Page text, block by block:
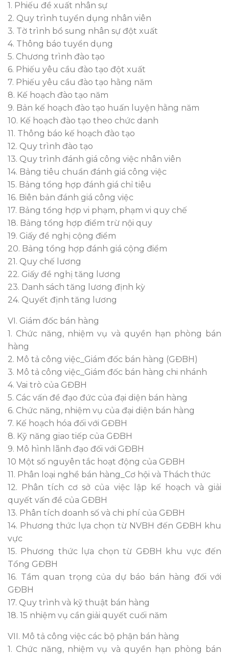
1. Phiếu đề xuất nhân sự
2. Quy trình tuyển dụng nhân viên
3. Tờ trình bổ sung nhân sự đột xuất
4. Thông báo tuyển dụng
5. Chương trình đào tạo
6. Phiếu yêu cầu đào tạo đột xuất
7. Phiếu yêu cầu đào tạo hằng năm
8. Kế hoạch đào tạo năm
9. Bản kế hoạch đào tạo huấn luyện hằng năm
10. Kế hoạch đào tạo theo chức danh
11. Thông báo kế hoạch đào tạo
12. Quy trình đào tạo
13. Quy trình đánh giá công việc nhân viên
14. Bảng tiêu chuẩn đánh giá công việc
15. Bảng tổng hợp đánh giá chỉ tiêu
16. Biên bản đánh giá công việc
17. Bảng tổng hợp vi phạm, phạm vi quy chế
18. Bảng tổng hợp điểm trừ nội quy
19. Giấy đề nghị cộng điểm
20. Bảng tổng hợp đánh giá cộng điểm
21. Quy chế lương
22. Giấy đề nghị tăng lương
23. Danh sách tăng lương định kỳ
24. Quyết định tăng lương
VI. Giám đốc bán hàng
1. Chức năng, nhiệm vụ và quyền hạn phòng bán
hàng
2. Mô tả công việc_Giám đốc bán hàng (GĐBH)
3. Mô tả công việc_Giám đốc bán hàng chi nhánh
4. Vai trò của GĐBH
5. Các vấn đề đạo đức của đại diện bán hàng
6. Chức năng, nhiệm vụ của đại diện bán hàng
7. Kế hoạch hóa đối với GĐBH
8. Kỹ năng giao tiếp của GĐBH
9. Mô hình lãnh đạo đối với GĐBH
10 Một số nguyên tắc hoạt động của GĐBH
11. Phân loại nghề bán hàng_Cơ hội và Thách thức
12. Phân tích cơ sở của việc lập kế hoạch và giải
quyết vấn đề của GĐBH
13. Phân tích doanh số và chi phí của GĐBH
14. Phương thức lựa chọn từ NVBH đến GĐBH khu
vực
15. Phương thức lựa chọn từ GĐBH khu vực đến
Tổng GĐBH
16. Tầm quan trọng của dự báo bán hàng đối với
GĐBH
17. Quy trình và kỹ thuật bán hàng
18. 15 nhiệm vụ cần giải quyết cuối năm
VII. Mô tả công việc các bộ phận bán hàng
1. Chức năng, nhiệm vụ và quyền hạn phòng bán